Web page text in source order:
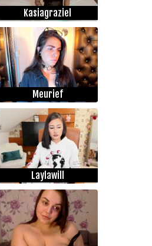
Kasiagraziel
Meurief
Laylawill